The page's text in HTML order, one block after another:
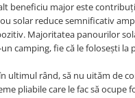
beneficiu major este
solar reduce semnificativ
Majoritatea panourilor
camping, fie că le folosești la
ultimul rând, să nu uităm de
pliabile care le fac să ocupe